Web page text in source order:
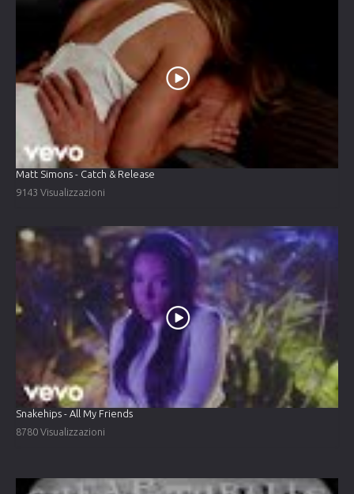
Matt Simons - Catch & Release
9143 Visualizzazioni
Snakehips - All My Friends
8780 Visualizzazioni